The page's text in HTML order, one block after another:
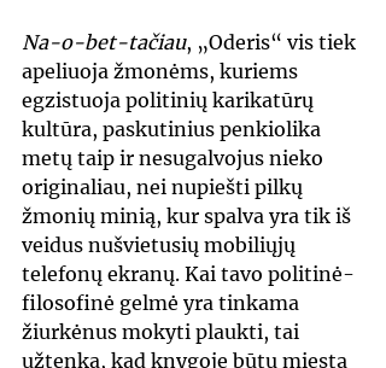
Na-o-bet-tačiau, „Oderis“ vis tiek
apeliuoja žmonėms, kuriems
egzistuoja politinių karikatūrų
kultūra, paskutinius penkiolika
metų taip ir nesugalvojus nieko
originaliau, nei nupiešti pilkų
žmonių minią, kur spalva yra tik iš
veidus nušvietusių mobiliųjų
telefonų ekranų. Kai tavo politinė-
filosofinė gelmė yra tinkama
žiurkėnus mokyti plaukti, tai
užtenka, kad knygoje būtų miestą